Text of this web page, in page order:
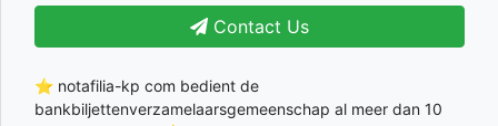
Contact Us
⭐ notafilia-kp com bedient de
bankbiljettenverzamelaarsgemeenschap al meer dan 10